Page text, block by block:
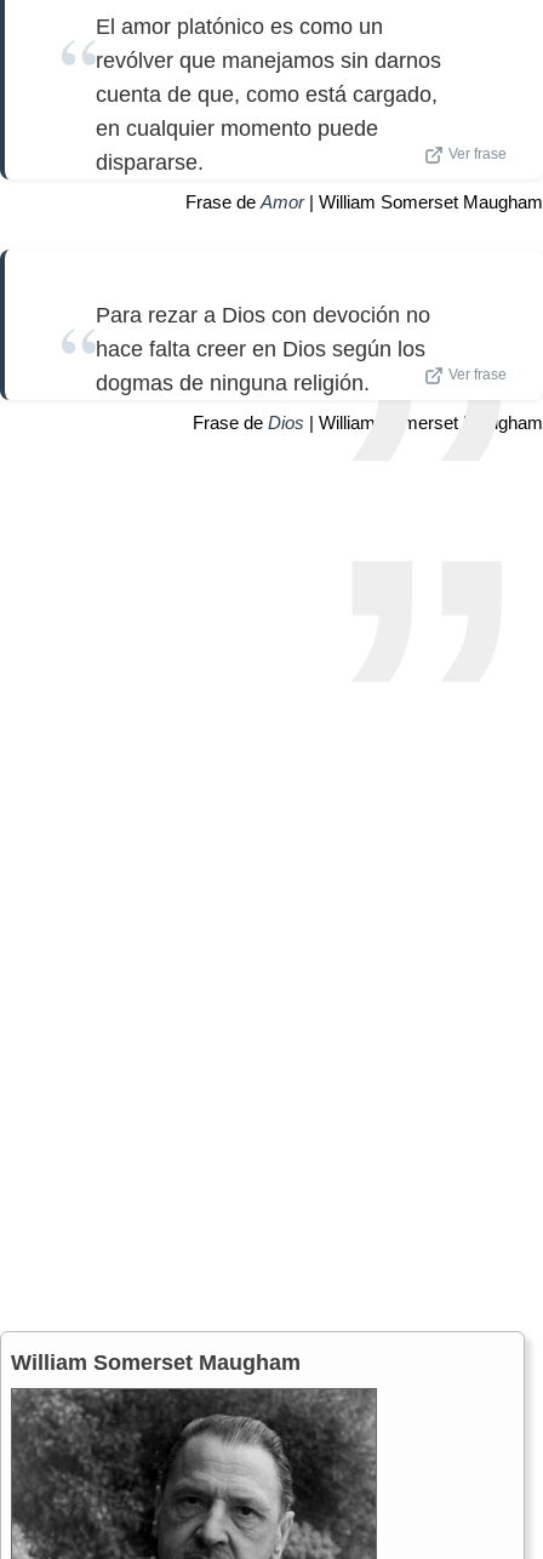
El amor platónico es como un
revólver que manejamos sin darnos
cuenta de que, como está cargado,
en cualquier momento puede
dispararse.
Ver frase
Frase de Amor| William Somerset Maugham
Para rezar a Dios con devoción no
hace falta creer en Dios según los
dogmas de ninguna religión.
Ver frase
Frase de Dios | William Somerset Maugham
William Somerset Maugham